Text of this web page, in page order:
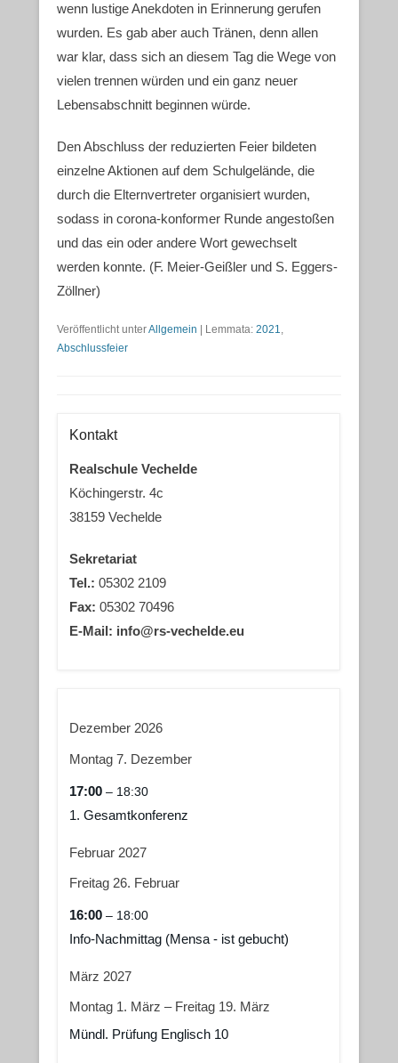
wenn lustige Anekdoten in Erinnerung gerufen
wurden. Es gab aber auch Tränen, denn allen
war klar, dass sich an diesem Tag die Wege von
vielen trennen würden und ein ganz neuer
Lebensabschnitt beginnen würde.
Den Abschluss der reduzierten Feier bildeten
einzelne Aktionen auf dem Schulgelände, die
durch die Elternvertreter organisiert wurden,
sodass in corona-konformer Runde angestoßen
und das ein oder andere Wort gewechselt
werden konnte. (F. Meier-Geißler und S. Eggers-
Zöllner)
Veröffentlicht unterAllgemein Lemmata: 2021,
Abschlussfeier
Kontakt
Realschule Vechelde
Köchingerstr. 4c
38159 Vechelde
Sekretariat
Tel.: 05302 2109
Fax: 05302 70496
E-Mail: info@rs-vechelde.eu
Dezember 2026
Montag 7. Dezember
17:00 – 18:30
1. Gesamtkonferenz
Februar 2027
Freitag 26. Februar
16:00 – 18:00
Info-Nachmittag (Mensa - ist gebucht)
März 2027
Montag 1. März – Freitag 19. März
Mündl. Prüfung Englisch 10